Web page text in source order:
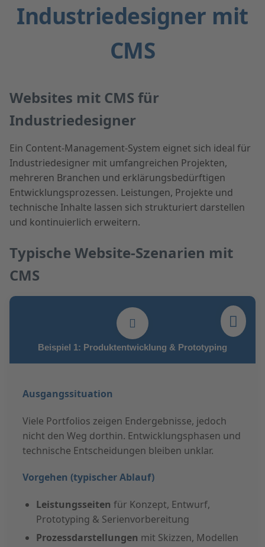
Industriedesigner mit
CMS
Websites mit CMS für
Industriedesigner
Ein Content-Management-System eignet sich ideal für
Industriedesigner mit umfangreichen Projekten,
mehreren Branchen und erklärungsbedürftigen
Entwicklungsprozessen. Leistungen, Projekte und
technische Inhalte lassen sich strukturiert darstellen
und kontinuierlich erweitern.
Typische Website-Szenarien mit
CMS
Beispiel 1: Produktentwicklung & Prototyping
Ausgangssituation
Viele Portfolios zeigen Endergebnisse, jedoch
nicht den Weg dorthin. Entwicklungsphasen und
technische Entscheidungen bleiben unklar.
Vorgehen (typischer Ablauf)
Leistungsseiten für Konzept, Entwurf,
Prototyping & Serienvorbereitung
Prozessdarstellungen mit Skizzen, Modellen